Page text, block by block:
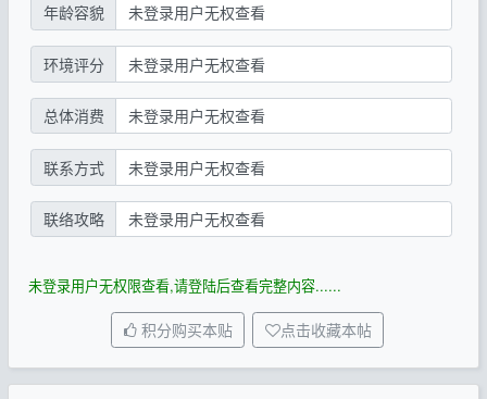
年龄容貌 未登录用户无权查看
环境评分 未登录用户无权查看
总体消费 未登录用户无权查看
联系方式 未登录用户无权查看
联络攻略 未登录用户无权查看
未登录用户无权限查看,请登陆后查看完整内容......
积分购买本贴 点击收藏本帖